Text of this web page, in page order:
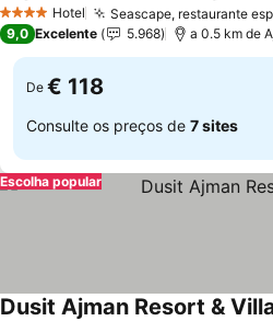
4 EstrelasHotel Seascape, restaurante
9,0 Excelente 5.968 a 0.5 km de
De € 118
Consulte os preços de 7 sites
Escolha popular
Dusit Ajman Resort &